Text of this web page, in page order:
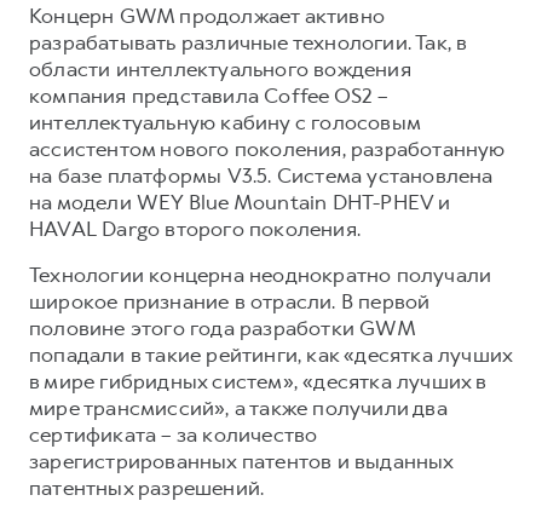
Концерн GWM продолжает активно
разрабатывать различные технологии. Так, в
области интеллектуального вождения
компания представила Coffee OS2 –
интеллектуальную кабину с голосовым
ассистентом нового поколения, разработанную
на базе платформы V3.5. Система установлена
на модели WEY Blue Mountain DHT-PHEV и
HAVAL Dargo второго поколения.
Технологии концерна неоднократно получали
широкое признание в отрасли. В первой
половине этого года разработки GWM
попадали в такие рейтинги, как «десятка лучших
в мире гибридных систем», «десятка лучших в
мире трансмиссий», а также получили два
сертификата – за количество
зарегистрированных патентов и выданных
патентных разрешений.